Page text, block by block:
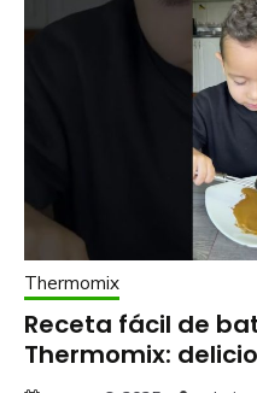
Thermomix
Receta fácil de
Thermomix: